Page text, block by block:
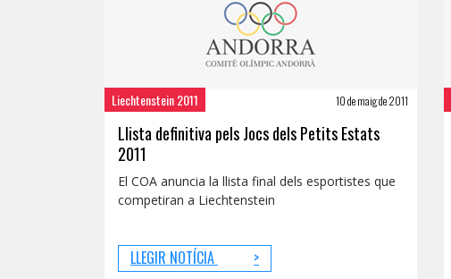
Liechtenstein 2011 10 de maig de 2011
Llista definitiva pels Jocs dels Petits Estats
2011
El COA anuncia la llista final dels esportistes que
competiran a Liechtenstein
LLEGIR NOTÍCIA >